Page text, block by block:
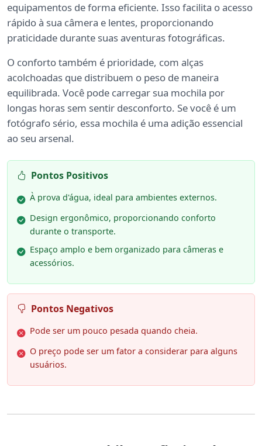
equipamentos de forma eficiente. Isso facilita o acesso
rápido à sua câmera e lentes, proporcionando
praticidade durante suas aventuras fotográficas.
O conforto também é prioridade, com alças
acolchoadas que distribuem o peso de maneira
equilibrada. Você pode carregar sua mochila por
longas horas sem sentir desconforto. Se você é um
fotógrafo sério, essa mochila é uma adição essencial
ao seu arsenal.
Pontos Positivos
À prova d'água, ideal para ambientes externos.
Design ergonômico, proporcionando conforto
durante o transporte.
Espaço amplo e bem organizado para câmeras e
acessórios.
Pontos Negativos
Pode ser um pouco pesada quando cheia.
O preço pode ser um fator a considerar para alguns
usuários.